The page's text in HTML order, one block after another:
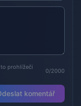
prohlížeči
0/2000
komentář